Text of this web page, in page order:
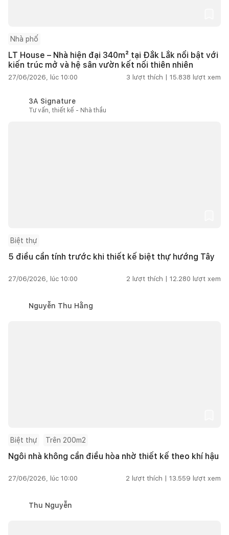
Nhà phố
LT House – Nhà hiện đại 340m² tại Đắk Lắk nổi bật với
kiến trúc mở và hệ sân vườn kết nối thiên nhiên
27/06/2026, lúc 10:00 3 lượt thích | 15.838 lượt xem
3A Signature
Tư vấn, thiết kế - Nhà thầu
Biệt thự
5 điều cần tính trước khi thiết kế biệt thự hướng Tây
27/06/2026, lúc 10:00 2 lượt thích | 12.280 lượt xem
Nguyễn Thu Hằng
Biệt thự Trên 200m2
Ngôi nhà không cần điều hòa nhờ thiết kế theo khí hậu
27/06/2026, lúc 10:00 2 lượt thích | 13.559 lượt xem
Thu Nguyễn